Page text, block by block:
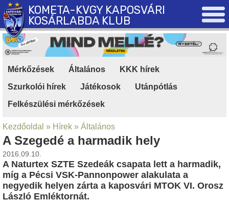
KOMETA-KVGY KAPOSVÁRI
KOSÁRLABDA KLUB
Mérkőzések Általános KKK hírek
Szurkolói hírek
Játékosok Utánpótlás
Felkészülési mérkőzések
Kezdőoldal » Hírek » Általános
A Szegedé a harmadik hely
2016.09.10.
A Naturtex SZTE Szedeák csapata lett a harmadik,
míg a Pécsi VSK-Pannonpower alakulata a
negyedik helyen zárta a kaposvári MTOK VI. Orosz
László Emléktornát.